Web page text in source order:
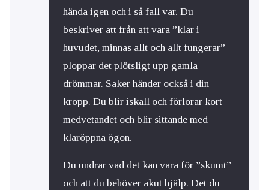
hända igen och i så fall var. Du
beskriver att från att vara ”klar i
huvudet, minnas allt och allt fungerar”
ploppar det plötsligt upp gamla
drömmar. Saker händer också i din
kropp. Du blir iskall och förlorar kort
medvetandet och blir sittande med
klaröppna ögon.
Du undrar vad det kan vara för ”skumt”
och att du behöver akut hjälp. Det du